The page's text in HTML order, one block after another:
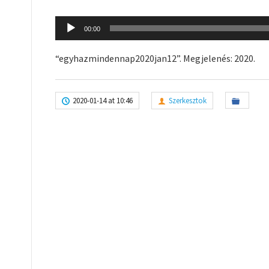
Audio
Player
00:00
“egyhazmindennap2020jan12”. Megjelenés: 2020.
2020-01-14 at 10:46 Szerkesztok